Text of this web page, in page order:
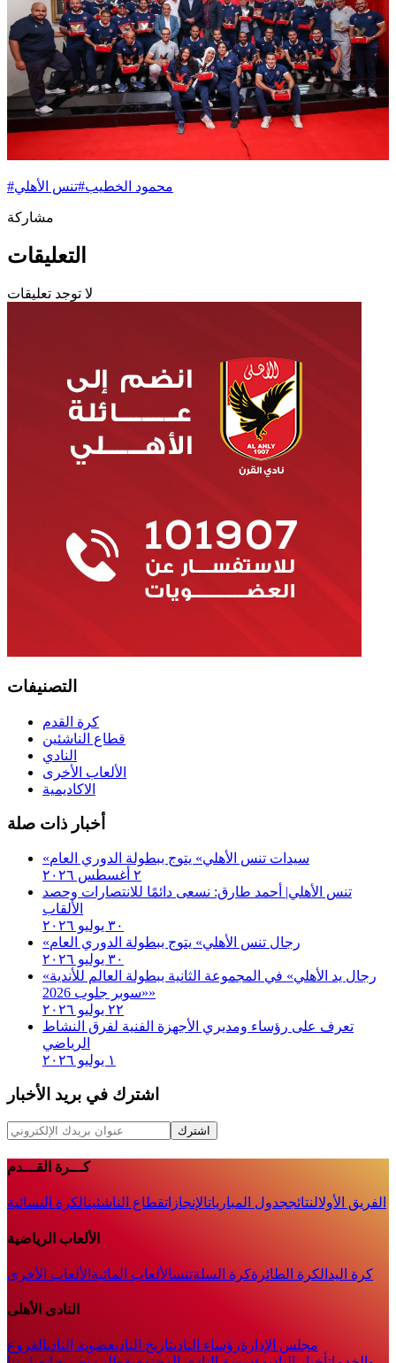
# محمود الخطيب#تنس الأهلي
مشاركة
التعليقات
لا توجد تعليقات
التصنيفات
كرة القدم
قطاع الناشئين
النادي
الألعاب الأخرى
الاكاديمية
أخبار ذات صلة
«سيدات تنس الأهلي» يتوج ببطولة الدوري العام
٢ أغسطس ٢٠٢٦
تنس الأهلي| أحمد طارق: نسعى دائمًا للانتصارات وحصد
الألقاب
٣٠ يوليو ٢٠٢٦
«رجال تنس الأهلي» يتوج ببطولة الدوري العام
٣٠ يوليو ٢٠٢٦
«رجال يد الأهلي» في المجموعة الثانية ببطولة العالم للأندية
«سوبر جلوب 2026»
٢٢ يوليو ٢٠٢٦
تعرف على رؤساء ومديري الأجهزة الفنية لفرق النشاط
الرياضي
١ يوليو ٢٠٢٦
اشترك في بريد الأخبار
اشترك
كـــرة القـــدم
الفريق الأولالنتائججدول المبارياتالإنجازاتقطاع الناشئينالكرة النسائية
الألعاب الرياضية
كرة اليد الكرة الطائرةكرة السلةتنسالألعاب المائية الألعاب الأخرى
النادى الأهلى
مجلس الإدارةرؤساء النادىتاريخ النادىعضوية النادىالفروع